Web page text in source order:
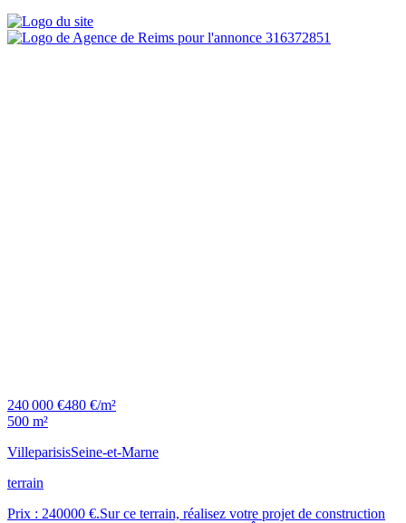
240 000 €480 €/m²
500 m²
VilleparisisSeine-et-Marne
terrain
Prix : 240000 €.Sur ce terrain, réalisez votre projet de construction